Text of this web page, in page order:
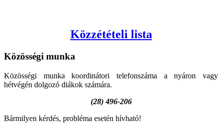
Közzétételi lista
Közösségi munka
Közösségi munka koordinátori telefonszáma a nyáron vagy
hétvégén dolgozó diákok számára.
(28) 496-206
Bármilyen kérdés, probléma esetén hívható!